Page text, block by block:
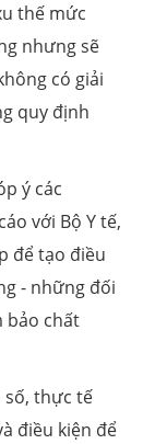
thế mức
nhưng sẽ
có giải
quy định
ý các
với Bộ Y tế,
để tạo điều
- những đối
bảo chất
số, thực tế
điều kiện để